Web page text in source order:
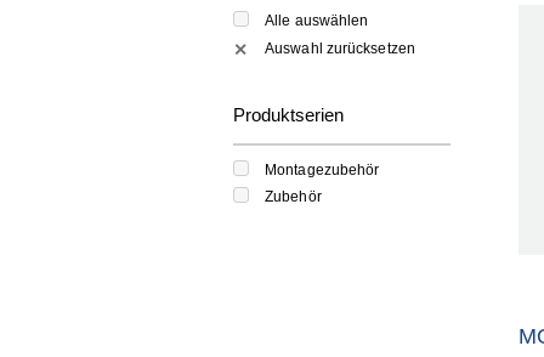
Alle auswählen
✕ Auswahl zurücksetzen
Produktserien
Montagezubehör
Zubehör